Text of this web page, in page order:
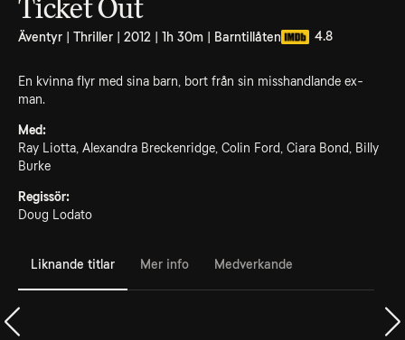
Ticket Out
Äventyr | Thriller | 2012 | 1h 30m | Barntillåten 4.8
En kvinna flyr med sina barn, bort från sin misshandlande ex-
man.
Med:
Ray Liotta, Alexandra Breckenridge, Colin Ford, Ciara Bond, Billy
Burke
Regissör:
Doug Lodato
Liknande titlar Mer info Medverkande